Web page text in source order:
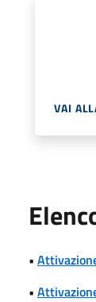
VAI
•
•